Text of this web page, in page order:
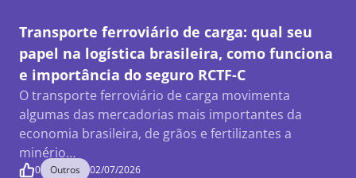
Transporte ferroviário de carga: qual seu
papel na logística brasileira, como funciona
e importância do seguro RCTF-C
O transporte ferroviário de carga movimenta
algumas das mercadorias mais importantes da
economia brasileira, de grãos e fertilizantes a
minério…
0 Outros 02/07/2026